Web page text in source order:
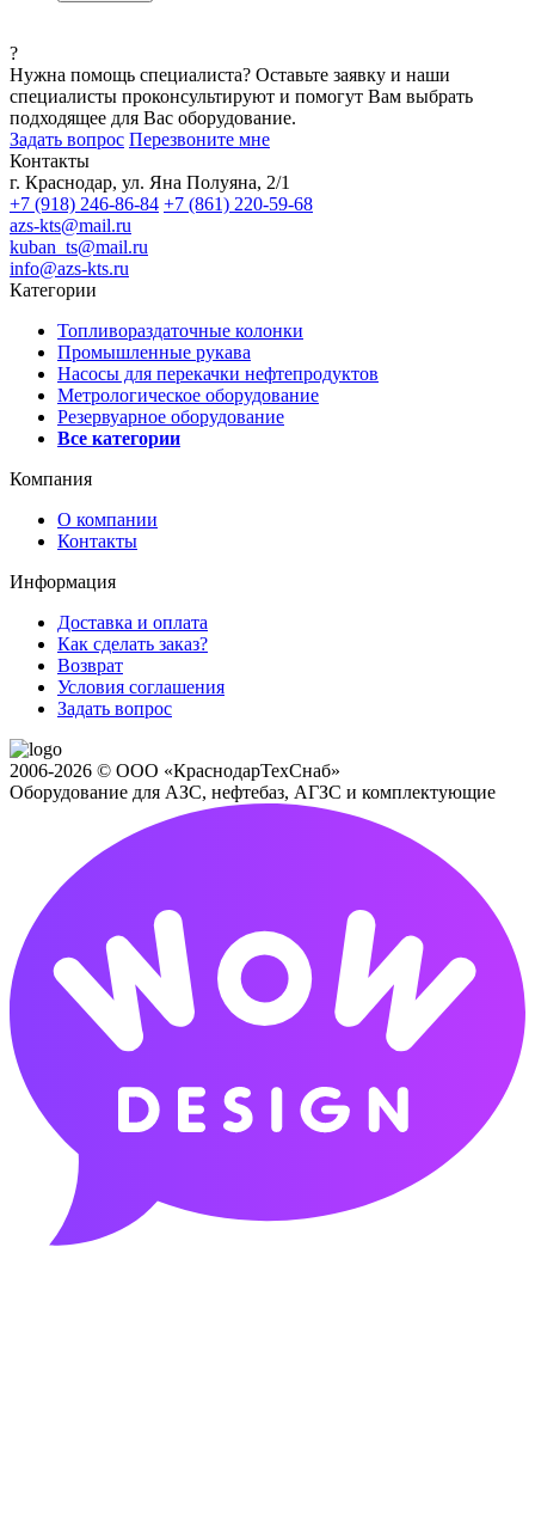
?
Нужна помощь специалиста? Оставьте заявку и наши
специалисты проконсультируют и помогут Вам выбрать
подходящее для Вас оборудование.
Задать вопрос Перезвоните мне
Контакты
г. Краснодар, ул. Яна Полуяна, 2/1
+7 (918) 246-86-84 +7 (861) 220-59-68
azs-kts@mail.ru
kuban_ts@mail.ru
info@azs-kts.ru
Категории
Топливораздаточные колонки
Промышленные рукава
Насосы для перекачки нефтепродуктов
Метрологическое оборудование
Резервуарное оборудование
Все категории
Компания
О компании
Контакты
Информация
Доставка и оплата
Как сделать заказ?
Возврат
Условия соглашения
Задать вопрос
2006-2026 © ООО «КраснодарТехСнаб»
Оборудование для АЗС, нефтебаз, АГЗС и комплектующие